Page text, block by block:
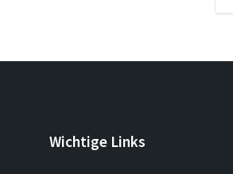
Wichtige Links